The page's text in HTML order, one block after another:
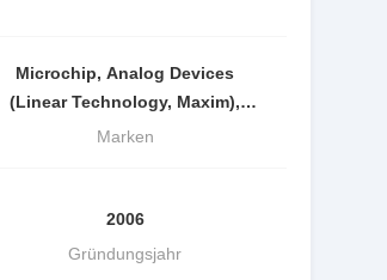
Microchip, Analog Devices
(Linear Technology, Maxim),
STMicroelectronics, XILINX, Intel
Marken
2006
Gründungsjahr